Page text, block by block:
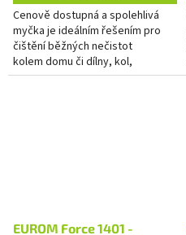
Cenově dostupná a spolehlivá
myčka je ideálním řešením pro
čištění běžných nečistot
kolem domu či dílny, kol,
zahradního nábytku, plotů,
EUROM Force 1401 -